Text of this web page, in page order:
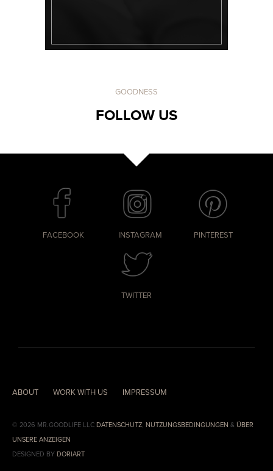
GOODNESS
FOLLOW US
FACEBOOK INSTAGRAM PINTEREST
TWITTER
ABOUT WORK WITH US IMPRESSUM
© 2026 MR.GOODLIFE LLC DATENSCHUTZ, NUTZUNGSBEDINGUNGEN & ÜBER
UNSERE ANZEIGEN
DESIGNED BY DORIART